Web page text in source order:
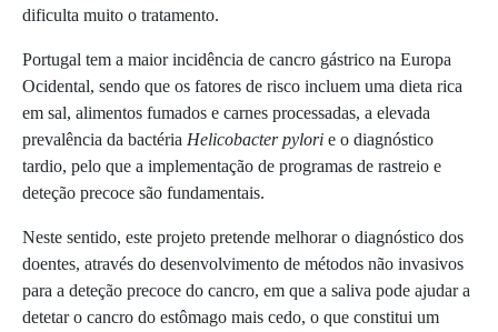
dificulta muito o tratamento.
Portugal tem a maior incidência de cancro gástrico na Europa
Ocidental, sendo que os fatores de risco incluem uma dieta rica
em sal, alimentos fumados e carnes processadas, a elevada
prevalência da bactéria Helicobacter pylori e o diagnóstico
tardio, pelo que a implementação de programas de rastreio e
deteção precoce são fundamentais.
Neste sentido, este projeto pretende melhorar o diagnóstico dos
doentes, através do desenvolvimento de métodos não invasivos
para a deteção precoce do cancro, em que a saliva pode ajudar a
detetar o cancro do estômago mais cedo, o que constitui um